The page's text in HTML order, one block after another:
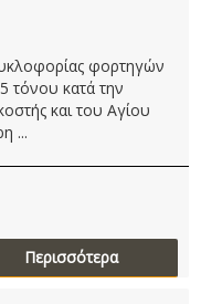
φορτηγών
τόνου κατά την
και του Αγίου
...
Περισσότερα